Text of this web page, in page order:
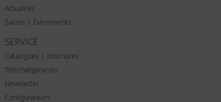
Actualités
Salons | Évènements
SERVICE
Catalogues | Brochures
Téléchargements
Newsletter
Configurateurs